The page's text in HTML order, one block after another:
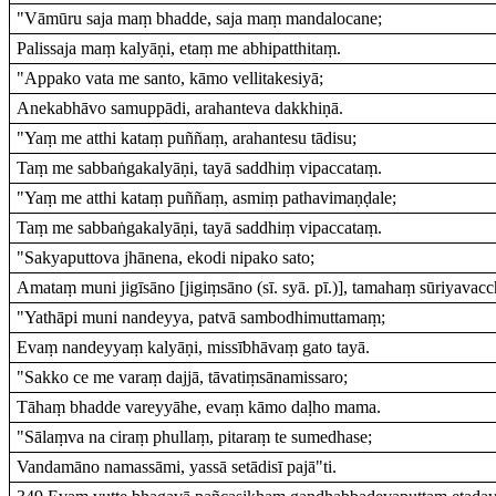
"Vāmūru saja maṃ bhadde, saja maṃ mandalocane;
Palissaja maṃ kalyāṇi, etaṃ me abhipatthitaṃ.
"Appako vata me santo, kāmo vellitakesiyā;
Anekabhāvo samuppādi, arahanteva dakkhiṇā.
"Yaṃ me atthi kataṃ puññaṃ, arahantesu tādisu;
Taṃ me sabbaṅgakalyāṇi, tayā saddhiṃ vipaccataṃ.
"Yaṃ me atthi kataṃ puññaṃ, asmiṃ pathavimaṇḍale;
Taṃ me sabbaṅgakalyāṇi, tayā saddhiṃ vipaccataṃ.
"Sakyaputtova jhānena, ekodi nipako sato;
Amataṃ muni jigīsāno [jigiṃsāno (sī. syā. pī.)], tamahaṃ
"Yathāpi muni nandeyya, patvā sambodhimuttamaṃ;
Evaṃ nandeyyaṃ kalyāṇi, missībhāvaṃ gato tayā.
"Sakko ce me varaṃ dajjā, tāvatiṃsānamissaro;
Tāhaṃ bhadde vareyyāhe, evaṃ kāmo daḷho mama.
"Sālaṃva na ciraṃ phullaṃ, pitaraṃ te sumedhase;
Vandamāno namassāmi, yassā setādisī pajā"ti.